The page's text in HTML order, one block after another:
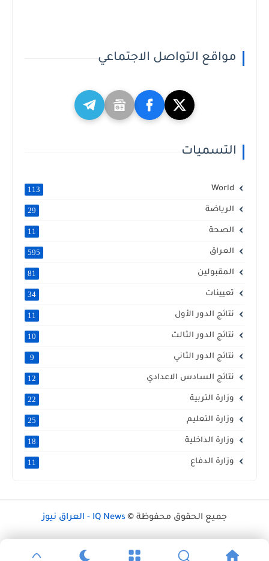
مواقع التواصل الاجتماعي
التسميات
World
113
الرياضة 29
الصحة 11
العراق 595
المقبولين 81
تعيينات 34
نتائج الدور الأول 11
نتائج الدور الثالث 10
نتائج الدور الثاني 9
نتائج السادس الاعدادي 12
وزارة التربية 22
وزارة التعليم 25
وزارة الداخلية 18
وزارة الدفاع 11
جميع الحقوق محفوظة © IQ News - العراق نيوز